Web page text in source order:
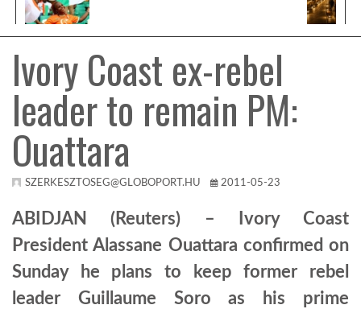
LATIN-AMERIKA
AUSZTRÁLIA
A VILÁG ITTHON
Ivory Coast ex-rebel
leader to remain PM:
Ouattara
SZERKESZTOSEG@GLOBOPORT.HU 2011-05-23
ABIDJAN (Reuters) – Ivory Coast
President Alassane Ouattara confirmed on
Sunday he plans to keep former rebel
leader Guillaume Soro as his prime